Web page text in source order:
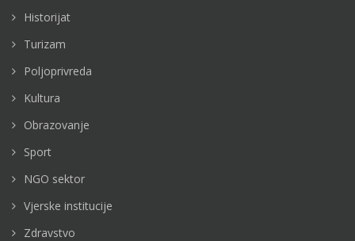
Historijat
Turizam
Poljoprivreda
Kultura
Obrazovanje
Sport
NGO sektor
Vjerske institucije
Zdravstvo